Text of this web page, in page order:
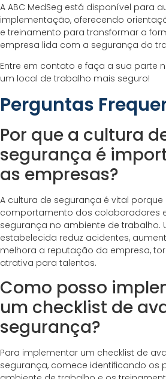
A ABC MedSeg está disponível para
implementação, oferecendo
e treinamento para transformar a
empresa lida com a segurança do
Entre em contato e faça a sua parte
um local de trabalho mais seguro!
Perguntas
Por que a cultura
segurança é
as empresas?
A cultura de segurança é vital porque
comportamento dos colaboradores
segurança no ambiente de trabalho.
estabelecida reduz acidentes,
melhora a reputação da empresa,
atrativa para talentos.
Como posso
um checklist de
segurança?
Para implementar um checklist de
segurança, comece identificando os